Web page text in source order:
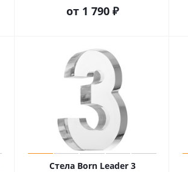
от 1 790 ₽
Стела Born Leader 3